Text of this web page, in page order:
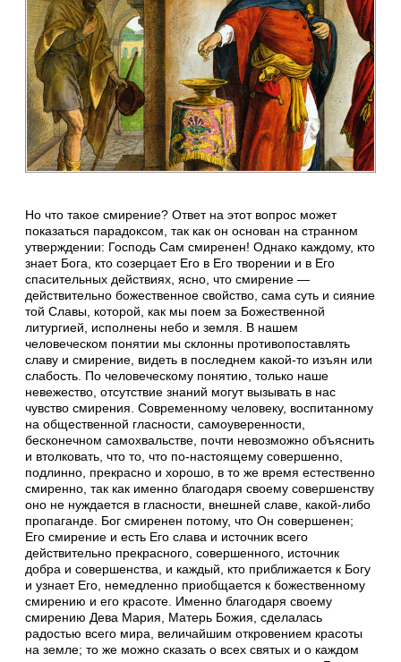
Но что такое смирение? Ответ на этот вопрос может
показаться парадоксом, так как он основан на странном
утверждении: Господь Сам смиренен! Однако каждому, кто
знает Бога, кто созерцает Его в Его творении и в Его
спасительных действиях, ясно, что смирение —
действительно божественное свойство, сама суть и сияние
той Славы, которой, как мы поем за Божественной
литургией, исполнены небо и земля. В нашем
человеческом понятии мы склонны противопоставлять
славу и смирение, видеть в последнем какой-то изъян или
слабость. По человеческому понятию, только наше
невежество, отсутствие знаний могут вызывать в нас
чувство смирения. Современному человеку, воспитанному
на общественной гласности, самоуверенности,
бесконечном самохвальстве, почти невозможно объяснить
и втолковать, что то, что по-настоящему совершенно,
подлинно, прекрасно и хорошо, в то же время естественно
смиренно, так как именно благодаря своему совершенству
оно не нуждается в гласности, внешней славе, какой-либо
пропаганде. Бог смиренен потому, что Он совершенен;
Его смирение и есть Его слава и источник всего
действительно прекрасного, совершенного, источник
добра и совершенства, и каждый, кто приближается к Богу
и узнает Его, немедленно приобщается к божественному
смирению и его красоте. Именно благодаря своему
смирению Дева Мария, Матерь Божия, сделалась
радостью всего мира, величайшим откровением красоты
на земле; то же можно сказать о всех святых и о каждом